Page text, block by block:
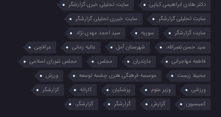
دکتر هادی ابراهیمی کیاپی
سایت تحلیلی خبری گزارشگر
سایت تحلیلی گزارشگر
سایت خبرری تحلیلی گزارشگر
سایت گزارشگر
سوریه
سید احمد مهدی نژاد
سید حسن نصرالله،
شهرستان آمل عالیه زمانی
عراقچی
فاطمه مهاجرانی
مازندران مجلس
مجلس شورای اسلامی
محیط زیست
موسسه فرهنگی هنری چشمه توسعه
ورزش
ورزشی
وزیر علوم پزشکیان کاراته
کزارشگر
کمیسیون
گزارش گزارشگر گزارشگر،